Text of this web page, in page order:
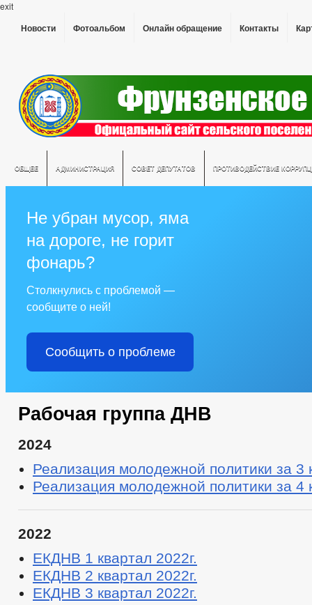
exit
Новости Фотоальбом Онлайн обращение Контакты
ОБЩЕЕ АДМИНИСТРАЦИЯ СОВЕТ ДЕПУТАТОВ ПРОТИВОДЕЙСТВИЕ
Не убран мусор, яма
на дороге, не горит
фонарь?
Столкнулись с проблемой —
сообщите о ней!
Сообщить о проблеме
Рабочая группа ДНВ
2024
Реализация молодежной политики за 3
Реализация молодежной политики за 4
2022
ЕКДНВ 1 квартал 2022г.
ЕКДНВ 2 квартал 2022г.
ЕКДНВ 3 квартал 2022г.